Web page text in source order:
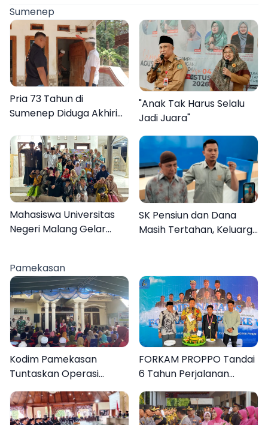
Sumenep
Pria 73 Tahun di
Sumenep Diduga Akhiri
"Anak Tak Harus Selalu
Jadi Juara"
Mahasiswa Universitas
Negeri Malang Gelar
SK Pensiun dan Dana
Masih Tertahan, Keluarga
Pamekasan
Kodim Pamekasan
Tuntaskan Operasi
Katarak Gratis, 160
Warga Kembali Melihat
Lebih Jelas
FORKAM PROPPO Tandai
6 Tahun Perjalanan
dengan Peluncuran Mars,
Hymne, dan Buku
Organisasi